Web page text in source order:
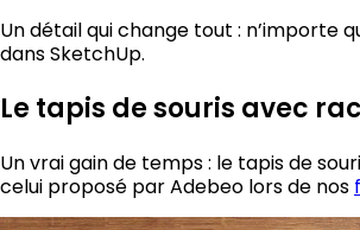
Un détail qui change tout : n’importe
dans SketchUp.
Le tapis de souris avec
Un vrai gain de temps : le tapis de
celui proposé par Adebeo lors de nos